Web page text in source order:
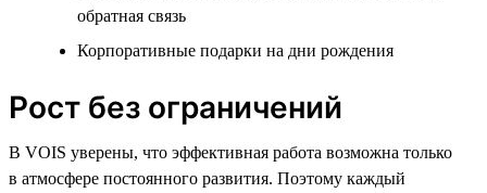
обратная связь
Корпоративные подарки на дни рождения
Рост без ограничений
В VOIS уверены, что эффективная работа возможна только
в атмосфере постоянного развития. Поэтому каждый